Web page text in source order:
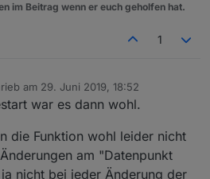
Situation
im Beitrag wenn er euch geholfen hat.
1
am 29. Juni 2019, 18:52
editiert von
war es dann wohl.
die Funktion wohl leider nicht
am "Datenpunkt
nicht bei jeder Änderung der